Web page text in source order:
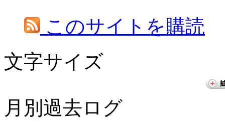
このサイトを購読
文字サイズ
月別過去ログ